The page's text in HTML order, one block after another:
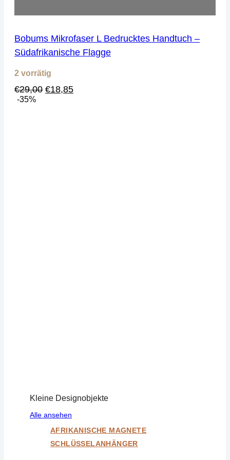
Kleine Designobjekte
Alle ansehen
AFRIKANISCHE MAGNETE
SCHLÜSSELANHÄNGER
Bobums Mikrofaser L Bedrucktes Handtuch –
Südafrikanische Flagge
2 vorrätig
€29,00 Ursprünglicher
€18,85Aktueller
-35%